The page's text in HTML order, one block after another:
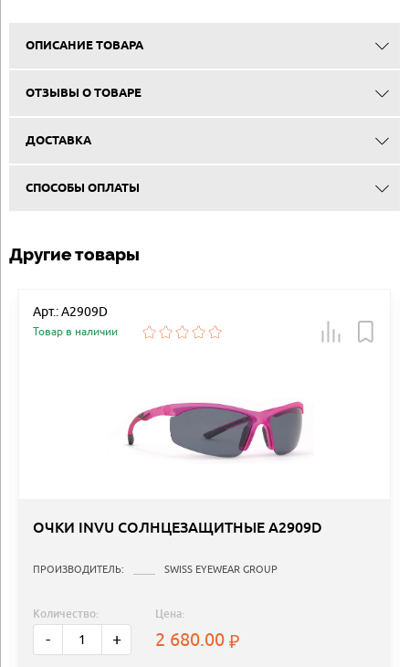
ОПИСАНИЕ ТОВАРА
ОТЗЫВЫ О ТОВАРЕ
ДОСТАВКА
СПОСОБЫ ОПЛАТЫ
Другие товары
Арт.: A2909D
Товар в наличии
ОЧКИ INVU СОЛНЦЕЗАЩИТНЫЕ A2909D
ПРОИЗВОДИТЕЛЬ: SWISS EYEWEAR GROUP
Количество:
- +
Цена:
2 680.00